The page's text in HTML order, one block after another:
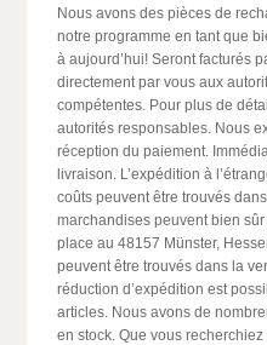
Nous avons des pièces de
notre programme en tant que
à aujourd’hui! Seront facturés
directement par vous aux
compétentes. Pour plus de
autorités responsables. Nous
réception du paiement.
livraison. L’expédition à
coûts peuvent être trouvés
marchandises peuvent bien
place au 48157 Münster,
peuvent être trouvés dans la
réduction d’expédition est
articles. Nous avons de
en stock. Que vous